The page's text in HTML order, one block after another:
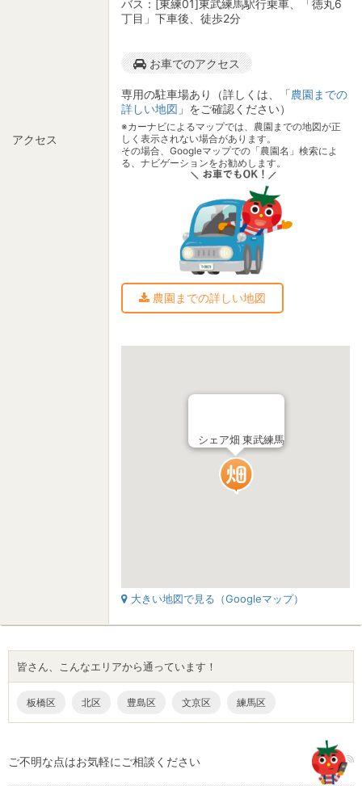
アクセス
バス：[東練01]東武練馬駅行乗車、「徳丸6
丁目」下車後、徒歩2分
お車でのアクセス
専用の駐車場あり（詳しくは、「農園までの
詳しい地図 」をご確認ください）
※カーナビによるマップでは、農園までの地図が正
しく表示されない場合があります。
その場合、Googleマップでの「農園名」検索によ
る、ナビゲーションをお勧めします。
農園までの詳しい地図
シェア畑 東武練馬
大きい地図で見る（Googleマップ）
皆さん、こんなエリアから通っています！
板橋区 北区 豊島区 文京区 練馬区
ご不明な点はお気軽にご相談ください